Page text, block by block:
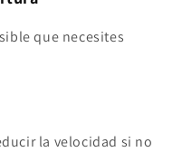
que necesites
la velocidad si no